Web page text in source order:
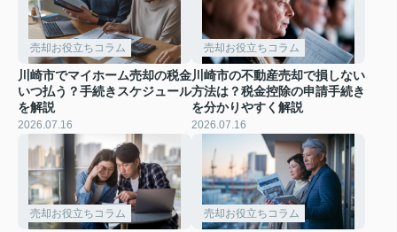
売却お役立ちコラム
川崎市でマイホーム売却の税金
いつ払う？手続きスケジュール
を解説
2026.07.16
売却お役立ちコラム
川崎市の不動産売却で損しない
方法は？税金控除の申請手続き
を分かりやすく解説
2026.07.16
売却お役立ちコラム 売却お役立ちコラム